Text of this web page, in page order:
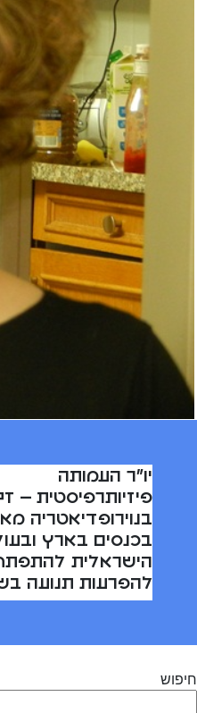
יו”ר העמותה
בכנסים בארץ
הישראלית
להפרעות תנועה
חיפוש